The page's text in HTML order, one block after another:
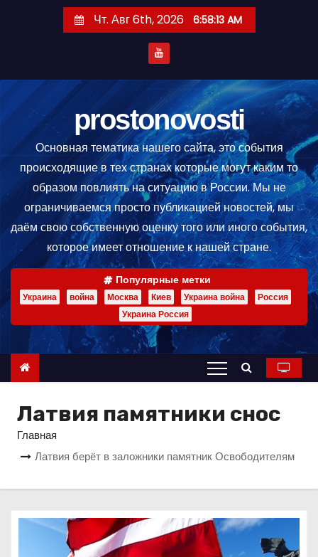
е
р
ж
м
Чт. Авг 6th, 2026 6:58:13 AM
prostonovosti
Основная тематика нашего сайта, это события
происходящие в тех странах которые могут каким то
образом повлиять на ситуацию в России. Мы не
ограничиваемся просто публикацией новостей, мы
даём свою собственную оценку того или иного события,
которое имеет отношение к нашей стране.
Популярные метки
Украина война Москва Киев Украина война
Россия
Украина Россия
Латвия памятники снос
Главная
Латвия берёт в заложники памятник Освободителям